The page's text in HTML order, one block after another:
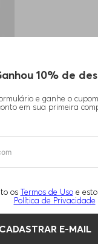
10% de
e ganhe o
em sua primeira
os Termos de Uso e
Política de Privacidade
CADASTRAR E-MAIL